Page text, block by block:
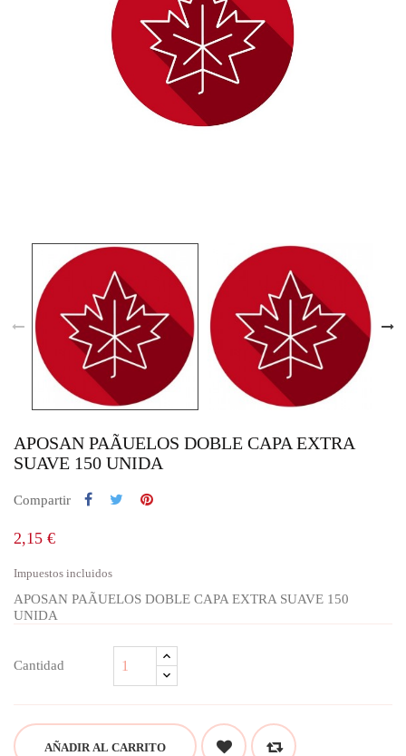
APOSAN PAÃUELOS DOBLE CAPA EXTRA
SUAVE 150 UNIDA
Compartir
2,15 €
Impuestos incluidos
APOSAN PAÃUELOS DOBLE CAPA EXTRA SUAVE 150
UNIDA
Cantidad
AÑADIR AL CARRITO